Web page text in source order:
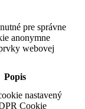
pre správne
anonymne
webovej
Popis
nastavený
Cookie